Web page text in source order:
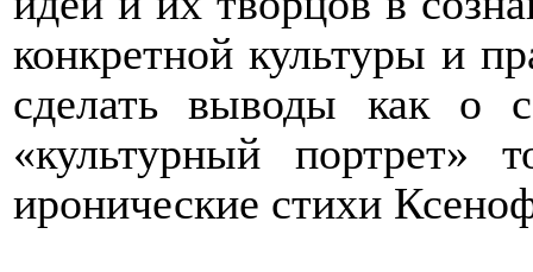
конкретной культуры и
сделать выводы как о
«культурный портрет»
иронические стихи